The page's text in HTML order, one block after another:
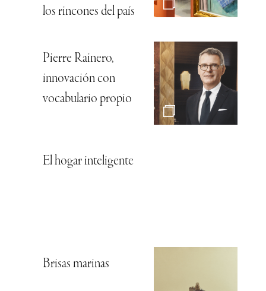
los rincones del país
Pierre Rainero,
innovación con
vocabulario propio
El hogar inteligente
Brisas marinas